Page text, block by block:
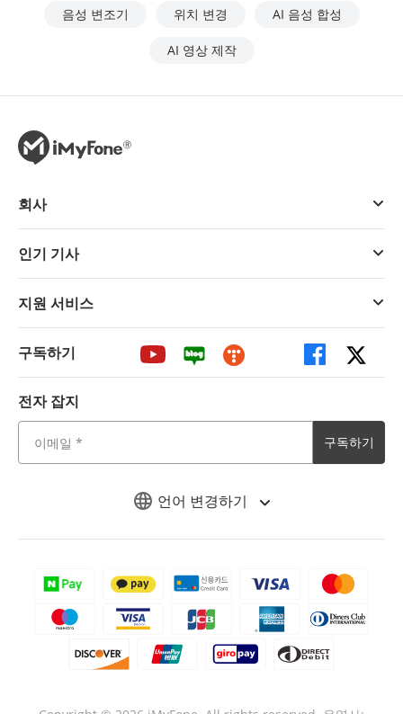
음성 변조기 위치 변경 AI 음성 합성
AI 영상 제작
언어 변경하기
회사
인기 기사
지원 서비스
구독하기
전자 잡지
구독하기